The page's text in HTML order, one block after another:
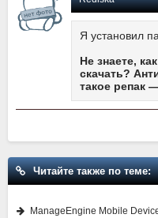
Я установил
Не знаете,
скачать?
такое репак
Читайте также по теме:
ManageEngine Mobile